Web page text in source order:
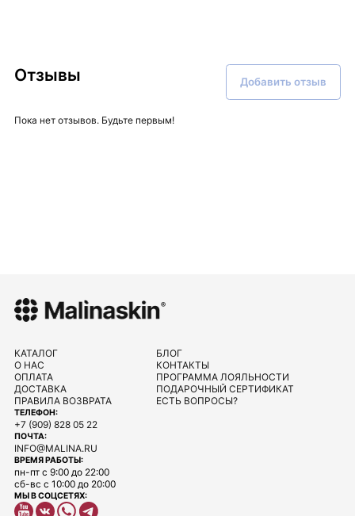
Отзывы Добавить отзыв
Пока нет отзывов. Будьте первым!
ТЕЛЕФОН:
+7 (909) 828 05 22
ПОЧТА:
INFO@MALINA.RU
ВРЕМЯ РАБОТЫ:
пн-пт с 9:00 до 22:00
сб-вс с 10:00 до 20:00
МЫ В СОЦСЕТЯХ:
КАТАЛОГ
О НАС
ОПЛАТА
ДОСТАВКА
ПРАВИЛА ВОЗВРАТА
БЛОГ
КОНТАКТЫ
ПРОГРАММА ЛОЯЛЬНОСТИ
ПОДАРОЧНЫЙ СЕРТИФИКАТ
ЕСТЬ ВОПРОСЫ?